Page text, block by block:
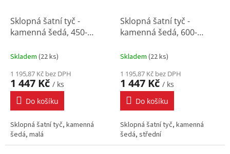
Sklopná šatní tyč -
kamenná šedá, 450-
Skladem (22 ks)
1 195,87 Kč bez DPH
1 447 Kč / ks
Do košíku
Sklopná šatní tyč, kamenná
šedá, malá
Sklopná šatní tyč -
kamenná šedá, 600-
Skladem (22 ks)
1 195,87 Kč bez DPH
1 447 Kč / ks
Do košíku
Sklopná šatní tyč, kamenná
šedá, střední